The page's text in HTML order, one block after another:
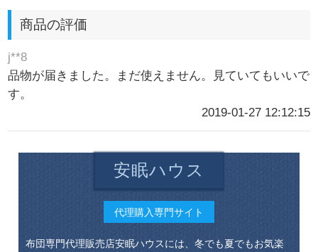
商品の評価
j**8
品物が届きました。まだ使えません。見ていてもいいで
す。
2019-01-27 12:12:15
安眠ハウス
代理購入専門サイト
布団専門代理販売店安眠ハウスには、冬でも夏でもお気楽